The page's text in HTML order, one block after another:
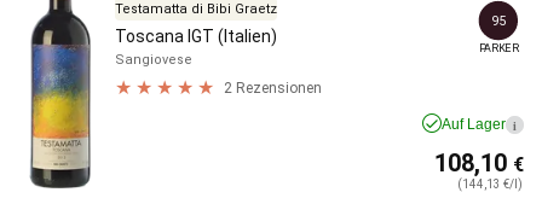
Testamatta di Bibi Graetz
Toscana IGT (Italien)
Sangiovese
2 Rezensionen
95
PARKER
Auf Lager i
108,10 €
(144,13 €/l)